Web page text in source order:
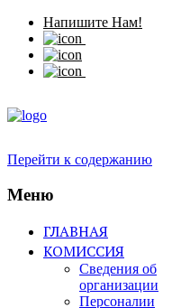
Напишите Нам!
Перейти к содержанию
Меню
ГЛАВНАЯ
КОМИССИЯ
Сведения об
организации
Персоналии